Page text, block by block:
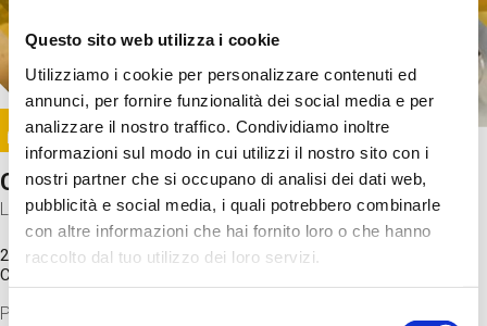
Questo sito web utilizza i cookie
Utilizziamo i cookie per personalizzare contenuti ed
annunci, per fornire funzionalità dei social media e per
analizzare il nostro traffico. Condividiamo inoltre
informazioni sul modo in cui utilizzi il nostro sito con i
nostri partner che si occupano di analisi dei dati web,
pubblicità e social media, i quali potrebbero combinarle
con altre informazioni che hai fornito loro o che hanno
raccolto dal tuo utilizzo dei loro servizi.
Selezione
Image
SUNDAY@STEP
Come funziona il cervello?
Laboratorio
20 Set 2026 / 11:15 - 13:00
Costo
Proveremo a costruire un cervello in cartoncino cercando di